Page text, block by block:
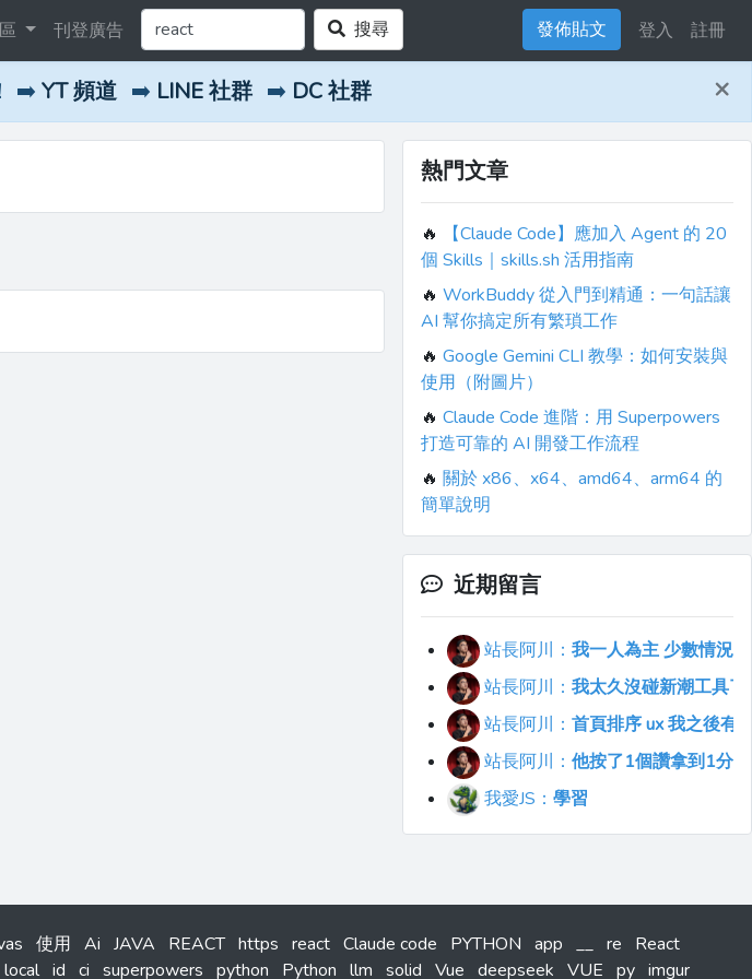
刊登廣告 搜尋 發佈貼文 登入 註冊
➡️ YT 頻道 ➡️ LINE 社群 ➡️ DC 社群 ×
熱門文章
🔥
【Claude Code】應加入 Agent 的 20
個 Skills｜skills.sh 活用指南
🔥 WorkBuddy 從入門到精通：一句話讓
AI 幫你搞定所有繁瑣工作
🔥 Google Gemini CLI 教學：如何安裝與
使用（附圖片）
🔥 Claude Code 進階：用 Superpowers
打造可靠的 AI 開發工作流程
🔥 關於 x86、x64、amd64、arm64 的
簡單說明
近期留言
站長阿川： 我一人為主 少數情況
站長阿川： 我太久沒碰新潮工具了
站長阿川： 首頁排序 ux 我之後有
站長阿川： 他按了1個讚拿到1分
我愛JS： 學習
使用 Ai JAVA REACT https react Claude code PYTHON app __ re
React
local id ci superpowers python Python llm solid Vue deepseek VUE py imgur